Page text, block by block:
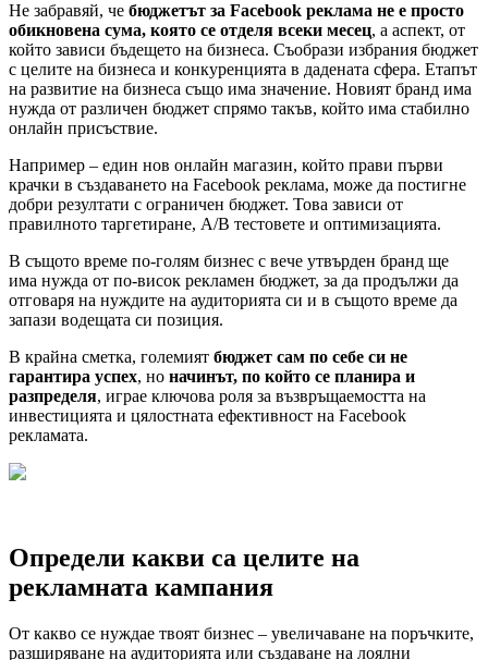
Не забравяй, че бюджетът за Facebook реклама не е просто
обикновена сума, която се отделя всеки месец, а аспект, от
който зависи бъдещето на бизнеса. Съобрази избрания бюджет
с целите на бизнеса и конкуренцията в дадената сфера. Етапът
на развитие на бизнеса също има значение. Новият бранд има
нужда от различен бюджет спрямо такъв, който има стабилно
онлайн присъствие.
Например – един нов онлайн магазин, който прави първи
крачки в създаването на Facebook реклама, може да постигне
добри резултати с ограничен бюджет. Това зависи от
правилното таргетиране, A/B тестовете и оптимизацията.
В същото време по-голям бизнес с вече утвърден бранд ще
има нужда от по-висок рекламен бюджет, за да продължи да
отговаря на нуждите на аудиторията си и в същото време да
запази водещата си позиция.
В крайна сметка, големият бюджет сам по себе си не
гарантира успех, но начинът, по който се планира и
разпределя, играе ключова роля за възвръщаемостта на
инвестицията и цялостната ефективност на Facebook
рекламата.
Определи какви са целите на
рекламната кампания
От какво се нуждае твоят бизнес – увеличаване на поръчките,
разширяване на аудиторията или създаване на лоялни